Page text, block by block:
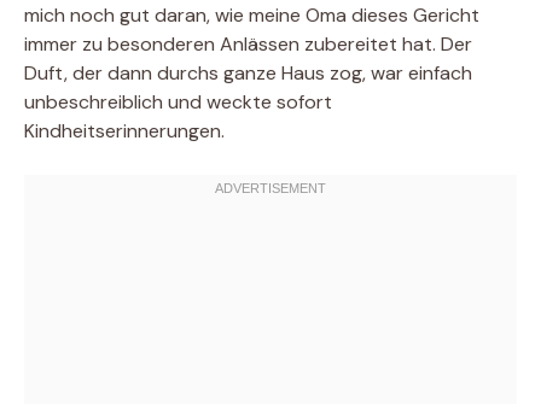
mich noch gut daran, wie meine Oma dieses Gericht
immer zu besonderen Anlässen zubereitet hat. Der
Duft, der dann durchs ganze Haus zog, war einfach
unbeschreiblich und weckte sofort
Kindheitserinnerungen.